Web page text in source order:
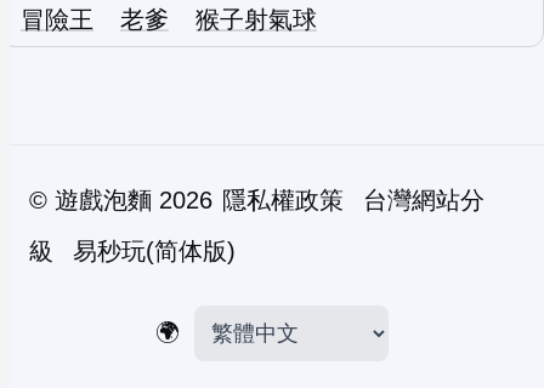
冒險王
老爹 猴子射氣球
© 遊戲泡麵 2026 隱私權政策
台灣網站分
級
易秒玩(简体版)
🌍